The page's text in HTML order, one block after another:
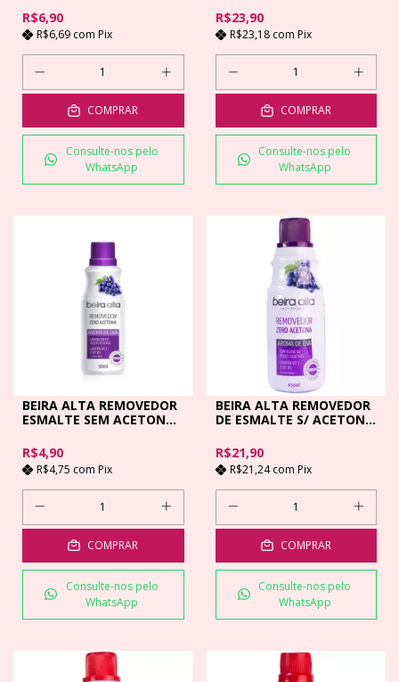
R$6,90
R$6,69 com Pix
COMPRAR
Consulte-nos pelo
WhatsApp
R$23,90
R$23,18 com Pix
COMPRAR
Consulte-nos pelo
WhatsApp
BEIRA ALTA REMOVEDOR
ESMALTE SEM ACETONA
R$4,90
R$4,75 com Pix
COMPRAR
Consulte-nos pelo
WhatsApp
BEIRA ALTA REMOVEDOR
DE ESMALTE S/ ACETONA
R$21,90
R$21,24com Pix
COMPRAR
Consulte-nos pelo
WhatsApp